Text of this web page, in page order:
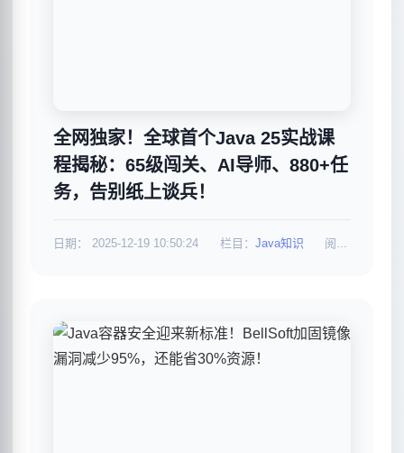
全网独家！全球首个Java 25实战课
程揭秘：65级闯关、AI导师、880+任
务，告别纸上谈兵！
日期： 2025-12-19 10:50:24 栏目： Java知识 阅读：1009